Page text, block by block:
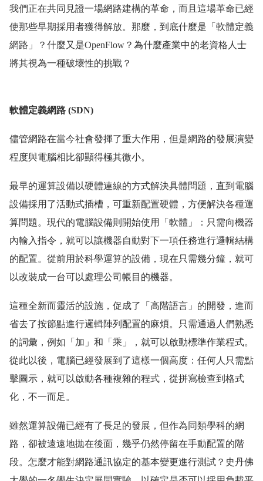
我們正在共同見證一場網路建構的革命，而且這場革命已經
使那些早期採用者獲得解放。那麼，到底什麼是「軟體定義
網路」？什麼又是OpenFlow？為什麼產業中的老資格人士
將其視為一種破壞性的挑戰？
軟體定義網路 (SDN)
儘管網路在當今社會發揮了重大作用，但是網路的發展演變
程度與電腦相比卻顯得極其微小。
最早的運算設備以硬體連線的方式解決具體問題，直到電腦
設備採用了活動式插槽，可重新配置硬體，方便解決各種運
算問題。現代的電腦設備則開始使用「軟體」：只需向機器
內輸入指令，就可以讓機器自動對下一項任務進行邏輯結構
的配置。從前用於科學運算的設備，現在只需幾分鐘，就可
以改裝成一台可以處理公司帳目的機器。
這種全新而靈活的設施，促成了「高階語言」的開發，進而
省去了按節點進行邏輯陣列配置的麻煩。只需通過人們熟悉
的詞彙，例如「加」和「乘」，就可以啟動標準作業程式。
從此以後，電腦已經發展到了這樣一個高度：任何人只需點
擊圖示，就可以啟動各種複雜的程式，從拼寫檢查到格式
化，不一而足。
雖然運算設備已經有了長足的發展，但作為同類學科的網
路，卻被遠遠地拋在後面，幾乎仍然停留在手動配置的階
段。怎麼才能對網路通訊協定的基本變更進行測試？史丹佛